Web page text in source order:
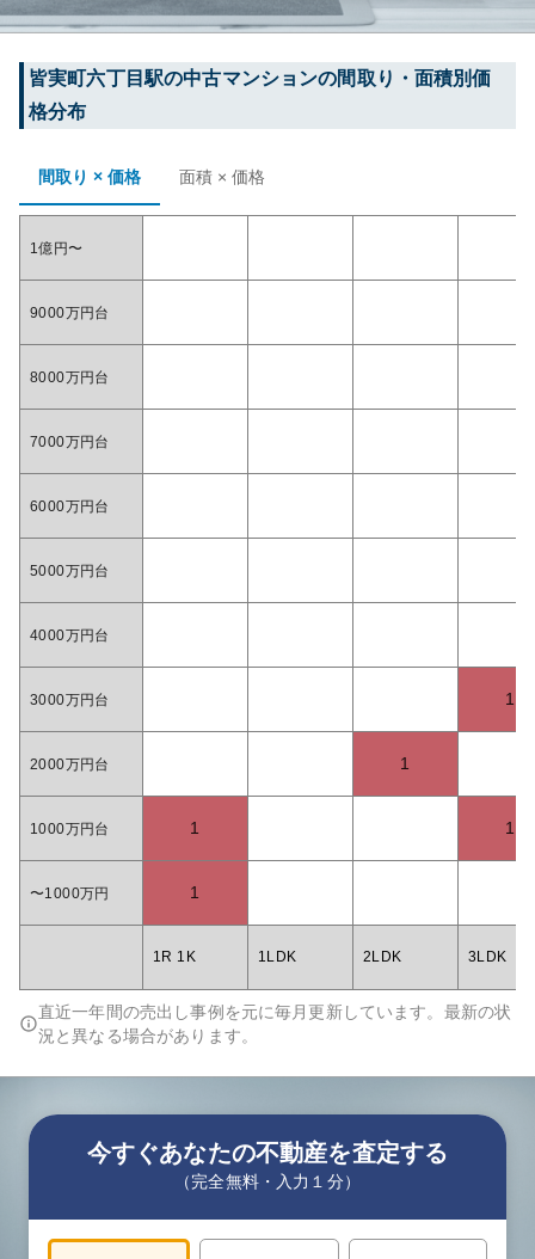
皆実町六丁目駅の中古マンションの間取り・面積別価
格分布
間取り × 価格 面積 × 価格
1億円〜
9000万円台
8000万円台
7000万円台
6000万円台
5000万円台
4000万円台
3000万円台 1
2000万円台 1
1000万円台 1 1
〜1000万円 1
1R 1K 1LDK 2LDK 3LDK
直近一年間の売出し事例を元に毎月更新しています。最新の状
況と異なる場合があります。
今すぐあなたの不動産を査定する
（完全無料・入力１分）